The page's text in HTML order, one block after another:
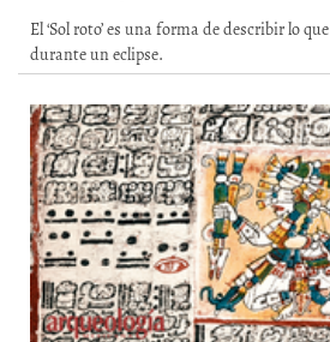
El ‘Sol roto’ es una forma de describir lo
durante un eclipse.